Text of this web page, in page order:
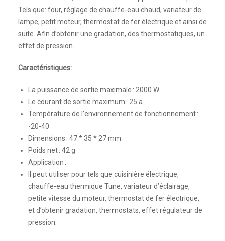
Tels que: four, réglage de chauffe-eau chaud, variateur de
lampe, petit moteur, thermostat de fer électrique et ainsi de
suite. Afin d’obtenir une gradation, des thermostatiques, un
effet de pression.
Caractéristiques:
La puissance de sortie maximale : 2000 W
Le courant de sortie maximum : 25 a
Température de l’environnement de fonctionnement :
-20-40
Dimensions : 47 * 35 * 27 mm
Poids net : 42 g
Application :
Il peut utiliser pour tels que cuisinière électrique,
chauffe-eau thermique Tune, variateur d’éclairage,
petite vitesse du moteur, thermostat de fer électrique,
et d’obtenir gradation, thermostats, effet régulateur de
pression.